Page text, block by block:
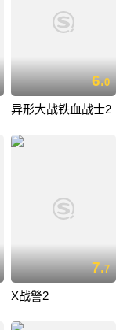
6.0
异形大战铁血战士2
7.7
X战警2